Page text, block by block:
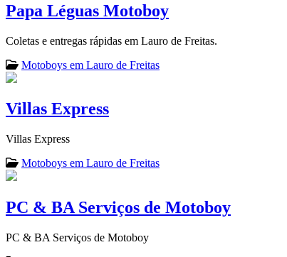
Papa Léguas Motoboy
Coletas e entregas rápidas em Lauro de Freitas.
Motoboys em Lauro de Freitas
Villas Express
Villas Express
Motoboys em Lauro de Freitas
PC & BA Serviços de Motoboy
PC & BA Serviços de Motoboy